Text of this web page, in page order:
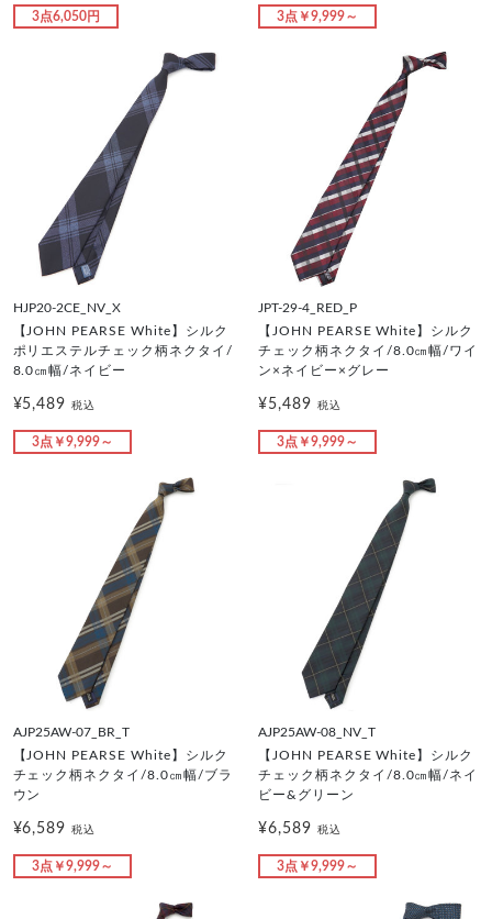
3点6,050円 3点￥9,999～
HJP20-2CE_NV_X
【JOHN PEARSE White】シルク
ポリエステルチェック柄ネクタイ/
8.0㎝幅/ネイビー
¥5,489税込
3点￥9,999～
JPT-29-4_RED_P
【JOHN PEARSE White】シルク
チェック柄ネクタイ/8.0㎝幅/ワイ
ン×ネイビー×グレー
¥5,489 税込
3点￥9,999～
AJP25AW-07_BR_T
【JOHN PEARSE White】シルク
チェック柄ネクタイ/8.0㎝幅/ブラ
ウン
¥6,589税込
3点￥9,999～
AJP25AW-08_NV_T
【JOHN PEARSE White】シルク
チェック柄ネクタイ/8.0㎝幅/ネイ
ビー&グリーン
¥6,589 税込
3点￥9,999～